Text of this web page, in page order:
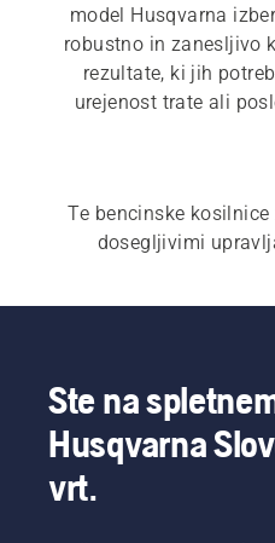
model Husqvarna
robustno in zanesljivo
rezultate, ki jih
urejenost trate ali
Te bencinske
dosegljivimi
enostavnim zagonom
akumulatorskih in
Ste na
Husqvarna
vrt.